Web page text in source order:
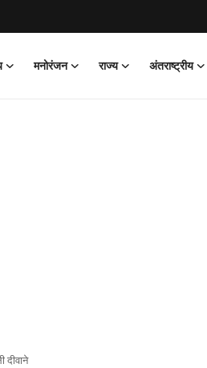
मनोरंजन राज्य अंतराष्ट्रीय
दीवाने